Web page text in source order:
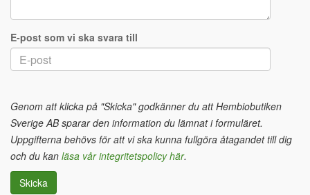
E-post som vi ska svara till
Genom att klicka på "Skicka" godkänner du att Hembiobutiken
Sverige AB sparar den information du lämnat i formuläret.
Uppgifterna behövs för att vi ska kunna fullgöra åtagandet till dig
och du kan läsa vår integritetspolicy här.
Skicka